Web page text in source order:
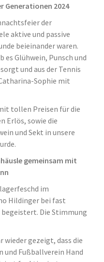
Generationen 2024
der
aktive und passive
beieinander waren.
es Glühwein, Punsch und
und aus der Tennis
Sophie mit
tollen Preisen für die
Erlös, sowie die
und Sekt in unsere
gemeinsam mit
im
Hildinger bei fast
begeistert. Die Stimmung
wieder gezeigt, dass die
und Fußballverein Hand